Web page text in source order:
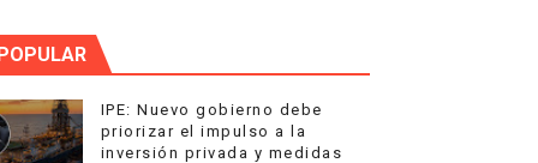
IPE: Nuevo gobierno debe
priorizar el impulso a la
inversión privada y medidas